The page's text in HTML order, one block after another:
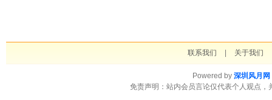
联系我们 关于我们
Powered by 深圳风月网
免责声明：站内会员言论仅代表个人观点